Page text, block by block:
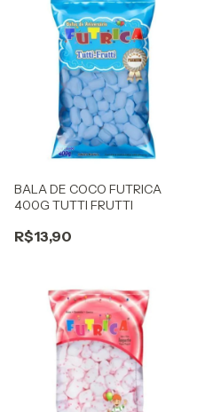
BALA DE COCO FUTRICA
400G TUTTI FRUTTI
R$13,90